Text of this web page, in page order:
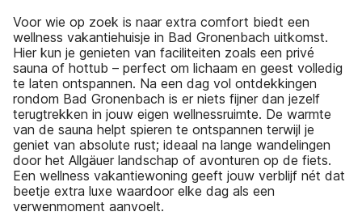
Voor wie op zoek is naar extra comfort biedt een
wellness vakantiehuisje in Bad Gronenbach uitkomst.
Hier kun je genieten van faciliteiten zoals een privé
sauna of hottub – perfect om lichaam en geest volledig
te laten ontspannen. Na een dag vol ontdekkingen
rondom Bad Gronenbach is er niets fijner dan jezelf
terugtrekken in jouw eigen wellnessruimte. De warmte
van de sauna helpt spieren te ontspannen terwijl je
geniet van absolute rust; ideaal na lange wandelingen
door het Allgäuer landschap of avonturen op de fiets.
Een wellness vakantiewoning geeft jouw verblijf nét dat
beetje extra luxe waardoor elke dag als een
verwenmoment aanvoelt.